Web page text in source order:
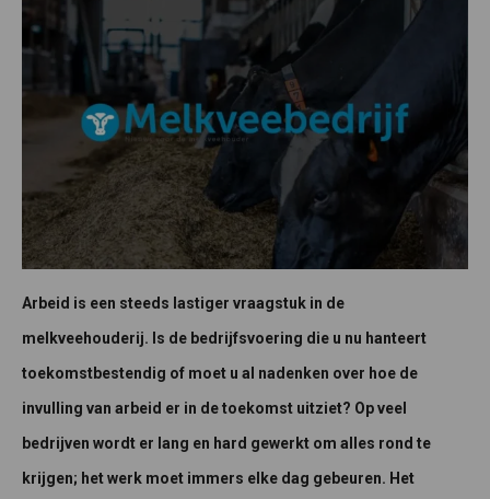
Arbeid is een steeds lastiger vraagstuk in de
melkveehouderij. Is de bedrijfsvoering die u nu hanteert
toekomstbestendig of moet u al nadenken over hoe de
invulling van arbeid er in de toekomst uitziet? Op veel
bedrijven wordt er lang en hard gewerkt om alles rond te
krijgen; het werk moet immers elke dag gebeuren. Het